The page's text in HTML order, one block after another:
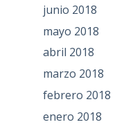
junio 2018
mayo 2018
abril 2018
marzo 2018
febrero 2018
enero 2018